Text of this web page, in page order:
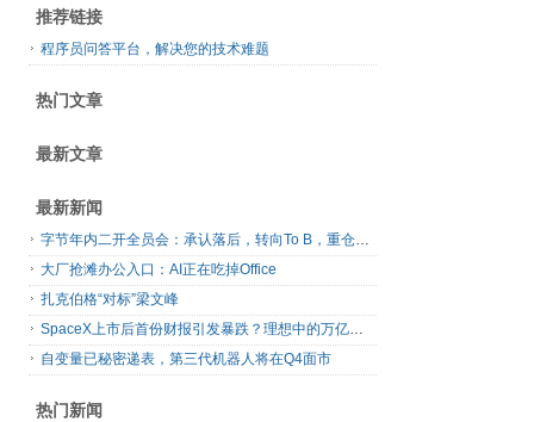
推荐链接
程序员问答平台，解决您的技术难题
热门文章
最新文章
最新新闻
字节年内二开全员会：承认落后，转向To B，重仓年轻人
大厂抢滩办公入口：AI正在吃掉Office
扎克伯格“对标”梁文峰
SpaceX上市后首份财报引发暴跌？理想中的万亿营收太空AI公司，正在靠地面AI云挣钱
自变量已秘密递表，第三代机器人将在Q4面市
热门新闻